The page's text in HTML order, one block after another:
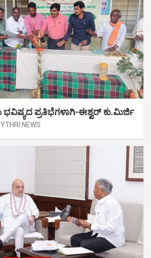
ಭವಿಷ್ಯದ ಪ್ರತಿಭೆಗಳಾಗಿ-ಈಶ್ವರ್ ಕು.ಮಿರ್ಜಿ
NEWS